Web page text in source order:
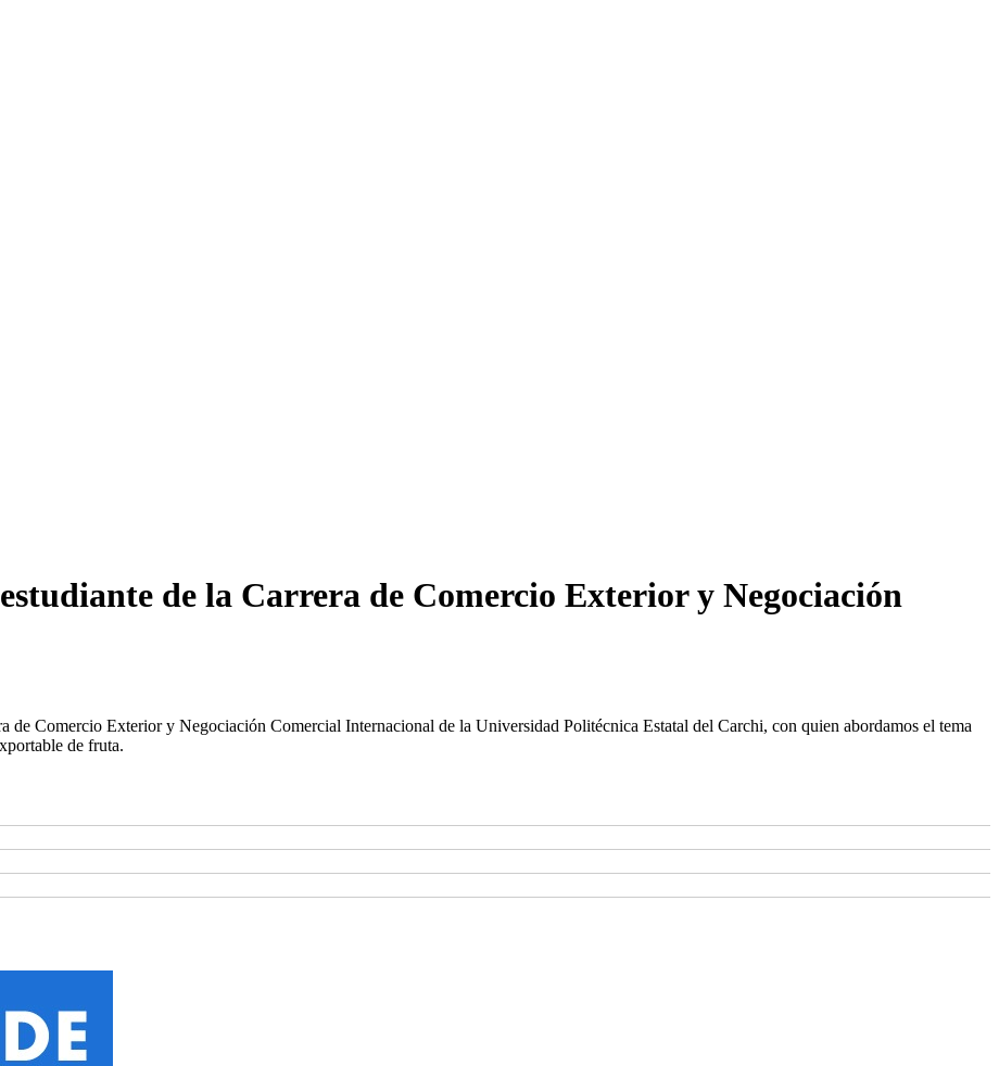
de la Carrera de Comercio Exterior y Negociación
de Comercio Exterior y Negociación Comercial Internacional de la Universidad Politécnica Estatal del Carchi, con quien abordamos el tema
de fruta.